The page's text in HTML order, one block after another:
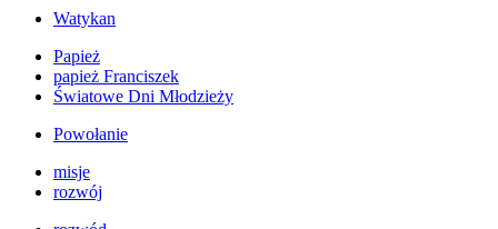
Watykan
Papież
papież Franciszek
Światowe Dni Młodzieży
Powołanie
misje
rozwój